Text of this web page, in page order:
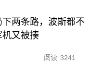
下两条路，波斯都不
机又被揍
阅读 3241